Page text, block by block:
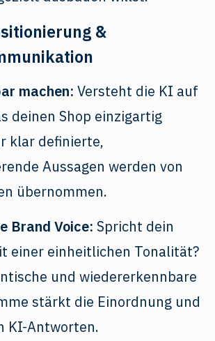
&
machen: Versteht die KI auf
deinen Shop einzigartig
klar definierte,
Aussagen werden von
übernommen.
Brand Voice: Spricht dein
einer einheitlichen Tonalität?
und wiedererkennbare
stärkt die Einordnung und
KI-Antworten.